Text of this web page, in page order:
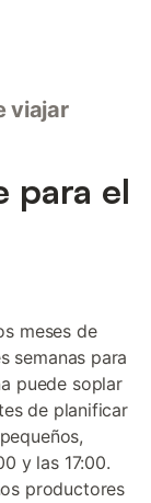
viajar
para el
meses de
semanas para
puede soplar
de planificar
y las 17:00.
productores